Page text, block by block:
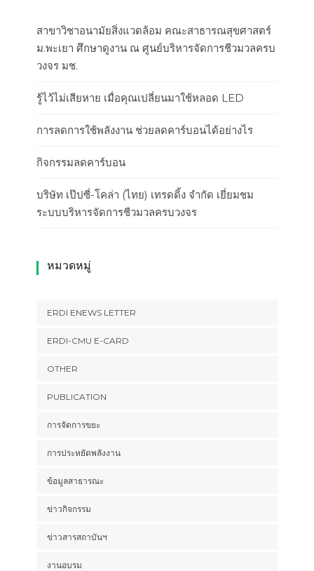
สาขาวิชาอนามัยสิ่งแวดล้อม คณะสาธารณสุขศาสตร์
ม.พะเยา ศึกษาดูงาน ณ ศูนย์บริหารจัดการชีวมวลครบ
วงจร มช.
รู้ไว้ไม่เสียหาย เมื่อคุณเปลี่ยนมาใช้หลอด LED
การลดการใช้พลังงาน ช่วยลดคาร์บอนได้อย่างไร
กิจกรรมลดคาร์บอน
บริษัท เป๊ปซี่-โคล่า (ไทย) เทรดดิ้ง จำกัด เยี่ยมชม
ระบบบริหารจัดการชีวมวลครบวงจร
หมวดหมู่
ERDI ENEWS LETTER
ERDI-CMU E-CARD
OTHER
PUBLICATION
การจัดการขยะ
การประหยัดพลังงาน
ข้อมูลสาธารณะ
ข่าวกิจกรรม
ข่าวสารสถาบันฯ
งานอบรม